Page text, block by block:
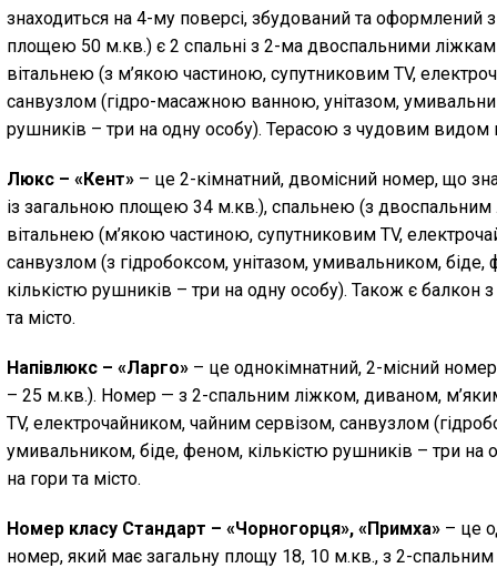
знаходиться на 4-му поверсі, збудований та оформлений
площею 50 м.кв.) є 2 спальні з 2-ма двоспальними
вітальнею (з м’якою частиною, супутниковим TV,
санвузлом (гідро-масажною ванною, унітазом,
рушників – три на одну особу). Терасою з чудовим видом
Люкс – «Кент» – це 2-кімнатний, двомісний номер, що
із загальною площею 34 м.кв.), спальнею (з двоспальним
вітальнею (м’якою частиною, супутниковим TV,
санвузлом (з гідробоксом, унітазом, умивальником, біде,
кількістю рушників – три на одну особу). Також є балкон
та місто.
Напівлюкс – «Ларго» – це однокімнатний, 2-місний
– 25 м.кв.). Номер — з 2-спальним ліжком, диваном,
TV, електрочайником, чайним сервізом, санвузлом
умивальником, біде, феном, кількістю рушників – три на
на гори та місто.
Номер класу Стандарт – «Чорногорця», «Примха» – це
номер, який має загальну площу 18, 10 м.кв., з 2-